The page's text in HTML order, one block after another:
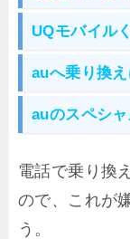
UQモバイル
auへ乗り換
auのスペシ
電話で乗り換
ので、これが
う。